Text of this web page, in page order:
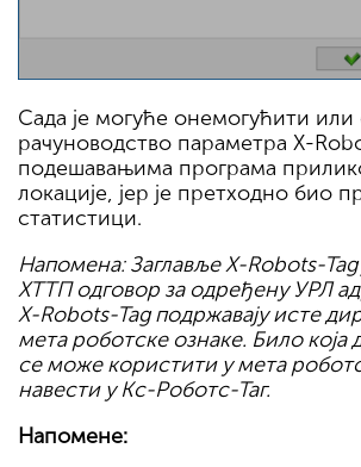
Сада је могуће онемогућити
рачуноводство параметра X-
подешавањима програма
локације, јер је претходно био
статистици.
Напомена: Заглавље X-Robots-Tag
ХТТП одговор за одређену УРЛ
X-Robots-Tag подржавају исте
мета роботске ознаке. Било која
се може користити у мета
навести у Кс-Роботс-Таг.
Напомене: